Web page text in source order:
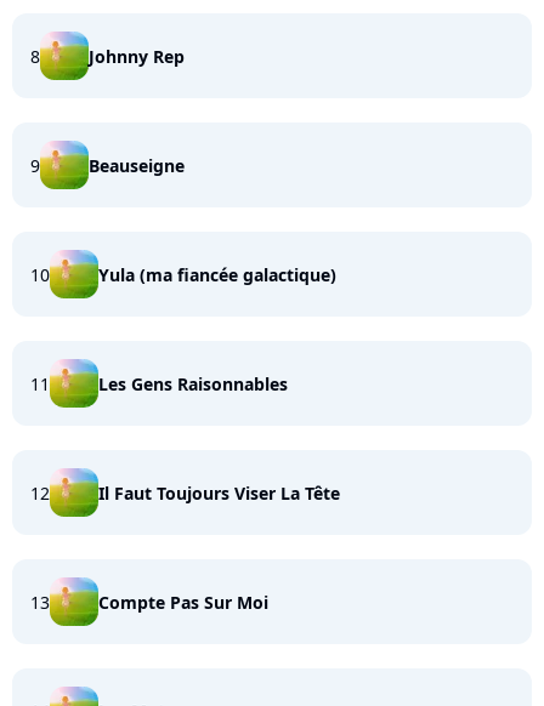
8 Johnny Rep
9 Beauseigne
10 Yula (ma fiancée galactique)
11 Les Gens Raisonnables
12 Il Faut Toujours Viser La Tête
13 Compte Pas Sur Moi